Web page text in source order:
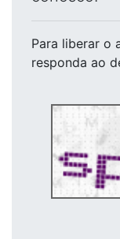
Para liberar o
responda ao